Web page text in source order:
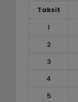
Taksit
1
2
3
4
5